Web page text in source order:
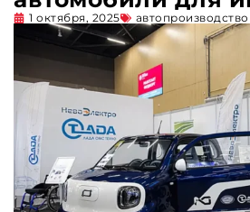
1 октября, 2025 автопроизводство